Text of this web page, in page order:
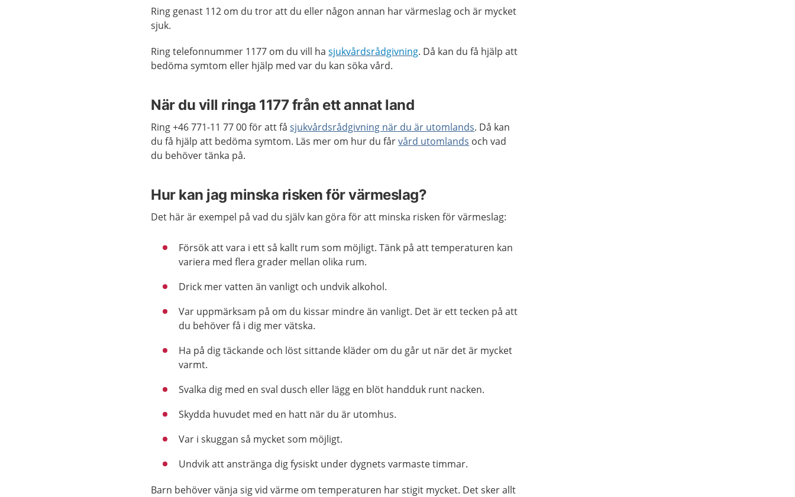
Ring genast 112 om du tror att du eller någon annan har värmeslag och är mycket
sjuk.
Ring telefonnummer 1177 om du vill hasjukvårdsrådgivning. Då kan du få hjälp att
bedöma symtom eller hjälp med var du kan söka vård.
När du vill ringa 1177 från ett annat land
Ring +46 771-11 77 00 för att fåsjukvårdsrådgivning när du är utomlands. Då kan
du få hjälp att bedöma symtom. Läs mer om hur du fårvård utomlands och vad
du behöver tänka på.
Hur kan jag minska risken för värmeslag?
Det här är exempel på vad du själv kan göra för att minska risken för värmeslag:
Försök att vara i ett så kallt rum som möjligt. Tänk på att temperaturen kan
variera med flera grader mellan olika rum.
Drick mer vatten än vanligt och undvik alkohol.
Var uppmärksam på om du kissar mindre än vanligt. Det är ett tecken på att
du behöver få i dig mer vätska.
Ha på dig täckande och löst sittande kläder om du går ut när det är mycket
varmt.
Svalka dig med en sval dusch eller lägg en blöt handduk runt nacken.
Skydda huvudet med en hatt när du är utomhus.
Var i skuggan så mycket som möjligt.
Undvik att anstränga dig fysiskt under dygnets varmaste timmar.
Barn behöver vänja sig vid värme om temperaturen har stigit mycket. Det sker allt